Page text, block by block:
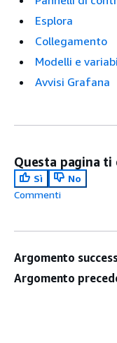
Esplora
Collegamento
Modelli e
Avvisi Grafana
Questa pagina
Sì
No
Commenti
Argomento
Argomento